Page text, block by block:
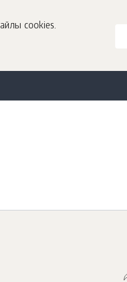
cookies.